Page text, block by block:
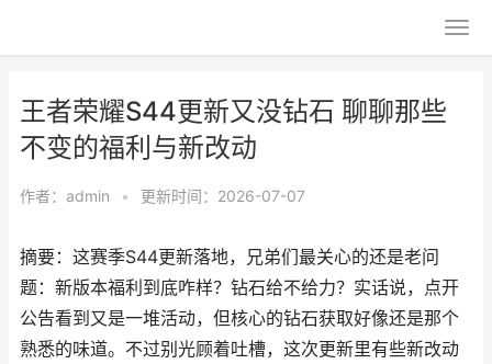
王者荣耀S44更新又没钻石 聊聊那些
不变的福利与新改动
作者： admin • 更新时间：2026-07-07
摘要：这赛季S44更新落地，兄弟们最关心的还是老问
题：新版本福利到底咋样？钻石给不给力？实话说，点开
公告看到又是一堆活动，但核心的钻石获取好像还是那个
熟悉的味道。不过别光顾着吐槽，这次更新里有些新改动